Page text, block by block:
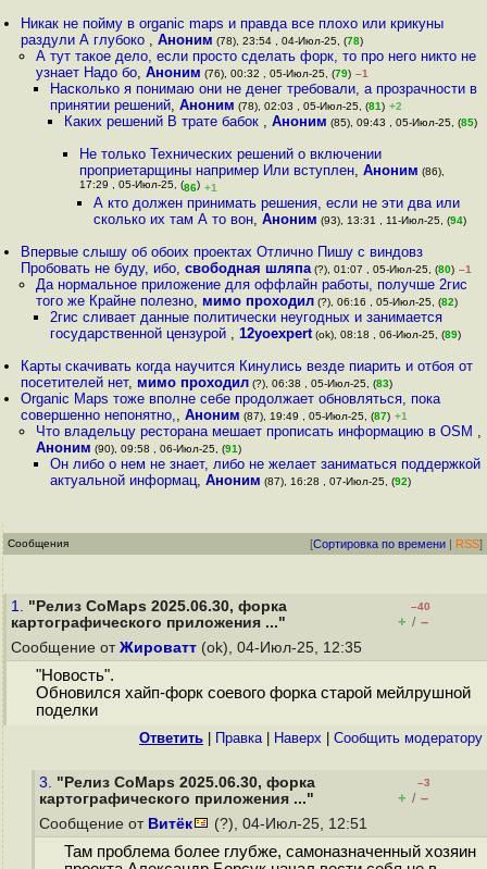
Никак не пойму в organic maps и правда все плохо или крикуны
раздули А глубоко ,Аноним (78), 23:54 , 04-Июл-25, (78)
А тут такое дело, если просто сделать форк, то про него никто не
узнает Надо бо, Аноним (76), 00:32 , 05-Июл-25, (79) –1
Насколько я понимаю они не денег требовали, а прозрачности в
принятии решений, Аноним (78), 02:03 , 05-Июл-25, (81) +2
Каких решений В трате бабок ,Аноним (85), 09:43 , 05-Июл-25, (85)
Не только Технических решений о включении
проприетарщины например Или вступлен, Аноним (86),
17:29 , 05-Июл-25, (86) +1
А кто должен принимать решения, если не эти два или
сколько их там А то вон, Аноним (93), 13:31 , 11-Июл-25, (94)
Впервые слышу об обоих проектах Отлично Пишу с виндовз
Пробовать не буду, ибо,свободная шляпа (?), 01:07 , 05-Июл-25, (80) –1
Да нормальное приложение для оффлайн работы, получше 2гис
того же Крайне полезно, мимо проходил(?), 06:16 , 05-Июл-25, (82)
2гис сливает данные политически неугодных и занимается
государственной цензурой , 12yoexpert(ok), 08:18 , 06-Июл-25, (89)
Карты скачивать когда научится Кинулись везде пиарить и отбоя от
посетителей нет, мимо проходил (?), 06:38 , 05-Июл-25, (83)
Organic Maps тоже вполне себе продолжает обновляться, пока
совершенно непонятно,,Аноним (87), 19:49 , 05-Июл-25, (87) +1
Что владельцу ресторана мешает прописать информацию в OSM ,
Аноним (90), 09:58 , 06-Июл-25, (91)
Он либо о нем не знает, либо не желает заниматься поддержкой
актуальной информац, Аноним (87), 16:28 , 07-Июл-25, (92)
Сообщения [Сортировка по времени | RSS]
1. "Релиз CoMaps 2025.06.30, форка
картографического приложения ..."
–40
+ / –
Сообщение от Жироватт (ok), 04-Июл-25, 12:35
"Новость".
Обновился хайп-форк соевого форка старой мейлрушной
поделки
Ответить Правка| Наверх Cообщить модератору
3. "Релиз CoMaps 2025.06.30, форка
картографического приложения ..."
–3
+ / –
Сообщение от Витёк (?), 04-Июл-25, 12:51
Там проблема более глубже, самоназначенный хозяин